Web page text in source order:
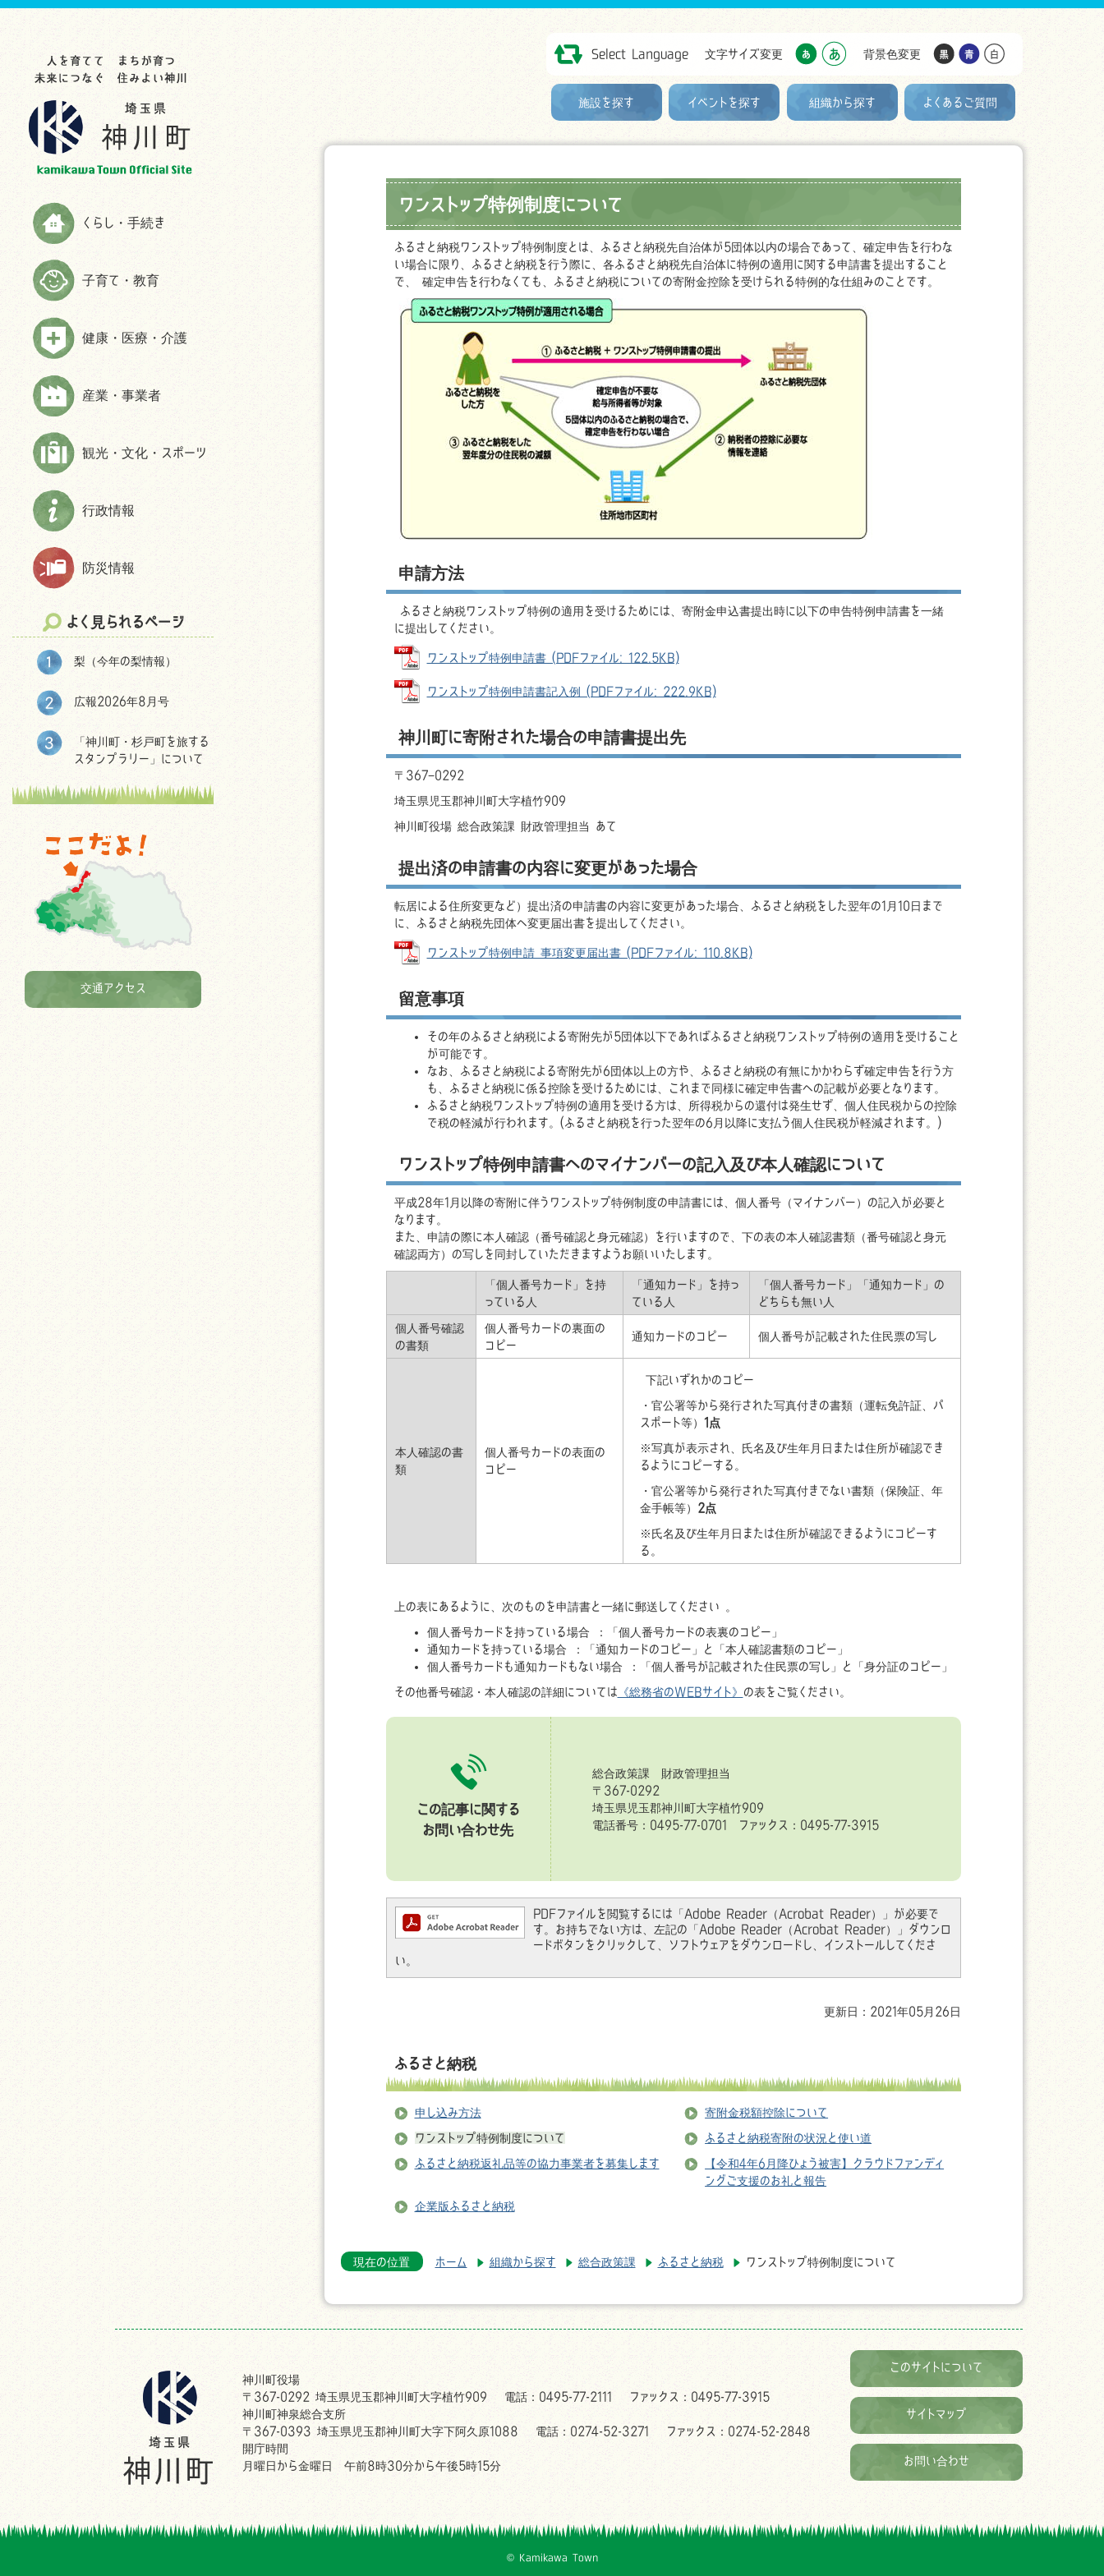
くらし・手続き
し・手続き
請書ダウンロード
成制度一覧
民年金
民健康保険
み・環境
ット・動物
まい・建築
下水道
活保護
住をお考えの皆様へ
婚・妊娠・共育ての相談機会
供・支援プログラム補助金
子育て・教育
て・教育
育委員会
涯学習
娠・出産
設情報
健康・医療・介護
・医療・介護
（健）診・人間ドック等助成・
防接種
康づくり・相談
齢者福祉
がい者福祉
くある質問(福祉・高齢者・介護
ついて)
んじょうネット～医療・介護・障
・地域資源情報管理システム～
産業・事業者
・事業者
札・契約
林商工業
用・労働
観光・文化・スポーツ
・文化・スポーツ
光スポット
ポーツ
行政情報
の紹介
策・計画
みかわまちづくり通信
ちづくり提案箱
ちづくり懇話会
スコットキャラクター
るさと納税
報公開
政状況等
通アクセス
援申請
防災情報
ザードマップ
報伝達手段
防災速報アプリ
災放送が聞きづらい世帯へは戸
受信機を配布しています
よく見られるページ
梨（今年の梨情報）
広報2026年8月号
「神川町・杉戸町を旅する
スタンプラリー」について
交通アクセス
Select Language 文字サイズ変更 背景色変更
施設を探す イベントを探す 組織から探す よくあるご質問
ワンストップ特例制度について
ふるさと納税ワンストップ特例制度とは、ふるさと納税先自治体が5団体以内の場合であって、確定申告を行わな
い場合に限り、ふるさと納税を行う際に、各ふるさと納税先自治体に特例の適用に関する申請書を提出すること
で、 確定申告を行わなくても、ふるさと納税についての寄附金控除を受けられる特例的な仕組みのことです。
申請方法
ふるさと納税ワンストップ特例の適用を受けるためには、寄附金申込書提出時に以下の申告特例申請書を一緒
に提出してください。
ワンストップ特例申請書 (PDFファイル: 122.5KB)
ワンストップ特例申請書記入例 (PDFファイル: 222.9KB)
神川町に寄附された場合の申請書提出先
〒367−0292
埼玉県児玉郡神川町大字植竹909
神川町役場 総合政策課 財政管理担当 あて
提出済の申請書の内容に変更があった場合
転居による住所変更など）提出済の申請書の内容に変更があった場合、ふるさと納税をした翌年の1月10日まで
に、ふるさと納税先団体へ変更届出書を提出してください。
ワンストップ特例申請 事項変更届出書 (PDFファイル: 110.8KB)
留意事項
その年のふるさと納税による寄附先が5団体以下であればふるさと納税ワンストップ特例の適用を受けること
が可能です。
なお、ふるさと納税による寄附先が6団体以上の方や、ふるさと納税の有無にかかわらず確定申告を行う方
も、ふるさと納税に係る控除を受けるためには、これまで同様に確定申告書への記載が必要となります。
ふるさと納税ワンストップ特例の適用を受ける方は、所得税からの還付は発生せず、個人住民税からの控除
で税の軽減が行われます。(ふるさと納税を行った翌年の6月以降に支払う個人住民税が軽減されます。)
ワンストップ特例申請書へのマイナンバーの記入及び本人確認について
平成28年1月以降の寄附に伴うワンストップ特例制度の申請書には、個人番号（マイナンバー）の記入が必要と
なります。
また、申請の際に本人確認（番号確認と身元確認）を行いますので、下の表の本人確認書類（番号確認と身元
確認両方）の写しを同封していただきますようお願いいたします。
「個人番号カード」を持
っている人
「通知カード」を持っ
ている人
「個人番号カード」「通知カード」の
どちらも無い人
個人番号確認
の書類
個人番号カードの裏面の
コピー
通知カードのコピー 個人番号が記載された住民票の写し
本人確認の書
類
個人番号カードの表面の
コピー
下記いずれかのコピー
・官公署等から発行された写真付きの書類（運転免許証、パ
スポート等） 1点
※写真が表示され、氏名及び生年月日または住所が確認でき
るようにコピーする。
・官公署等から発行された写真付きでない書類（保険証、年
金手帳等） 2点
※氏名及び生年月日または住所が確認できるようにコピーす
る。
上の表にあるように、次のものを申請書と一緒に郵送してください 。
個人番号カードを持っている場合 ：「個人番号カードの表裏のコピー」
通知カードを持っている場合 ：「通知カードのコピー」と「本人確認書類のコピー」
個人番号カードも通知カードもない場合 ：「個人番号が記載された住民票の写し」と「身分証のコピー」
その他番号確認・本人確認の詳細については 《総務省のWEBサイト》 の表をご覧ください。
この記事に関する
お問い合わせ先
総合政策課 財政管理担当
〒367-0292
埼玉県児玉郡神川町大字植竹909
電話番号：0495-77-0701 ファックス：0495-77-3915
PDFファイルを閲覧するには「Adobe Reader（Acrobat Reader）」が必要で
す。お持ちでない方は、左記の「Adobe Reader（Acrobat Reader）」ダウンロ
ードボタンをクリックして、ソフトウェアをダウンロードし、インストールしてくださ
い。
更新日：2021年05月26日
ふるさと納税
申し込み方法 寄附金税額控除について
ワンストップ特例制度について ふるさと納税寄附の状況と使い道
ふるさと納税返礼品等の協力事業者を募集します
【令和4年6月降ひょう被害】クラウドファンディ
ングご支援のお礼と報告
企業版ふるさと納税
現在の位置 ホーム 組織から探す 総合政策課 ふるさと納税 ワンストップ特例制度について
神川町役場
〒367-0292 埼玉県児玉郡神川町大字植竹909
電話：0495-77-2111
ファックス：0495-77-3915
神川町神泉総合支所
〒367-0393 埼玉県児玉郡神川町大字下阿久原1088
電話：0274-52-3271
ファックス：0274-52-2848
開庁時間
月曜日から金曜日 午前8時30分から午後5時15分
このサイトについて
サイトマップ
お問い合わせ
© Kamikawa Town